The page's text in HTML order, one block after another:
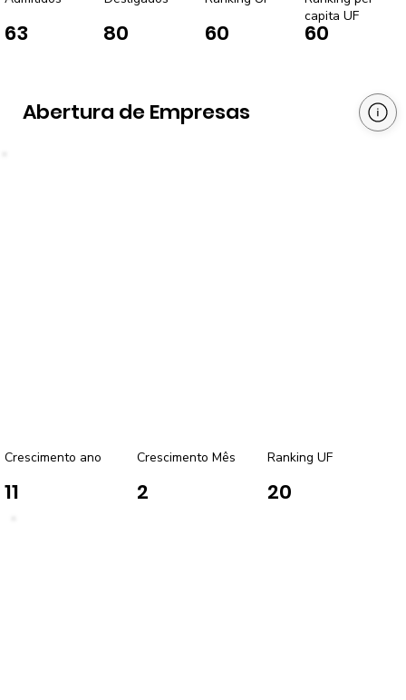
63 80 60 60
capita UF
Abertura de Empresas
11
Crescimento ano
2 20
Ranking UF
Crescimento Mês